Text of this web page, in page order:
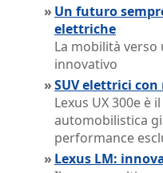
» Un futuro
elettriche
La mobilità
innovativo
»SUV elettrici
Lexus UX 300e è
automobilistica
performance
» Lexus LM: